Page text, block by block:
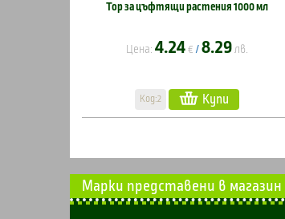
Тор за цъфтящи растения 1000 мл
Цена: 4.24 € / 8.29 лв.
Код:2 Купи
Марки представени в